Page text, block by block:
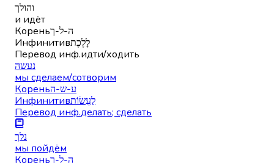
והולך
и идёт
Кореньה-ל-ך
Инфинитивלָלֶכֶת
Перевод инф.идти/ходить
נעשה
мы сделаем/сотворим
Кореньע-ש-ה
Инфинитивלַעֲשׂוֹת
Перевод инф.делать; сделать
נלך
мы пойдём
Кореньה-ל-ך